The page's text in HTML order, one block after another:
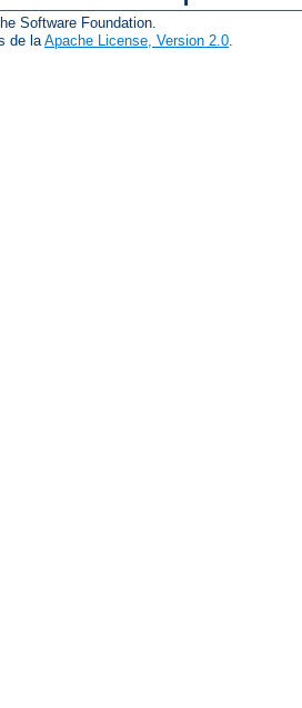
Software Foundation.
de laApache License, Version 2.0.